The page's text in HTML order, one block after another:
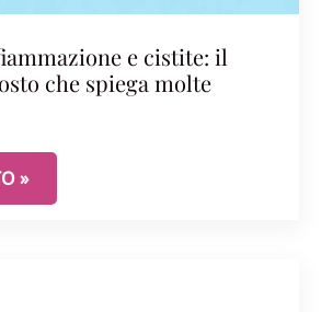
e cistite: il
che spiega molte
E CISTITE: IL
»